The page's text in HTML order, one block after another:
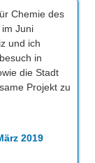
Chemie des
Juni
und ich
in
die Stadt
Projekt zu